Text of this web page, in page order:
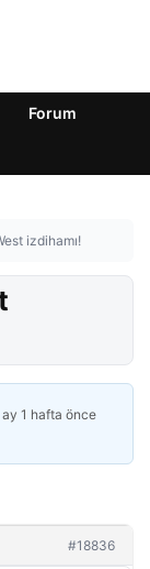
Forum
izdihamı!
ay 1 hafta önce
#18836